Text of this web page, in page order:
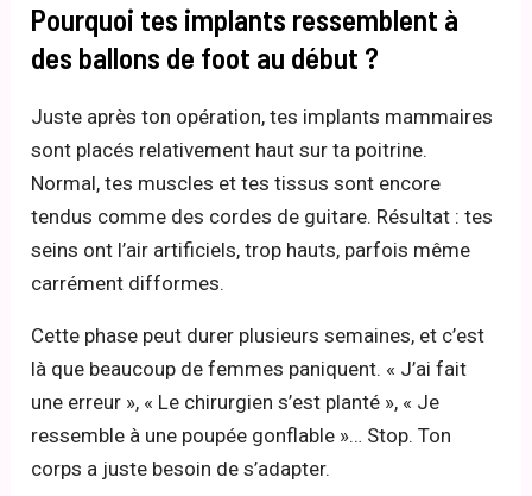
Pourquoi tes implants ressemblent à
des ballons de foot au début ?
Juste après ton opération, tes implants mammaires
sont placés relativement haut sur ta poitrine.
Normal, tes muscles et tes tissus sont encore
tendus comme des cordes de guitare. Résultat : tes
seins ont l’air artificiels, trop hauts, parfois même
carrément difformes.
Cette phase peut durer plusieurs semaines, et c’est
là que beaucoup de femmes paniquent. « J’ai fait
une erreur », « Le chirurgien s’est planté », « Je
ressemble à une poupée gonflable »… Stop. Ton
corps a juste besoin de s’adapter.